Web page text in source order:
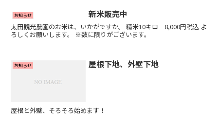
お知らせ 新米販売中
太田観光農園のお米は、いかがですか。 精米10キロ 8,000円税込 よ
ろしくお願いします。 ※数に限りがございます。
お知らせ 屋根下地、外壁下地
屋根と外壁、そろそろ始めます！